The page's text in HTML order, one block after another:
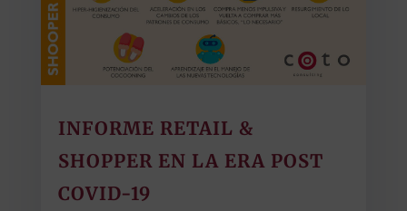
INFORME RETAIL &
SHOPPER EN LA ERA POST
COVID-19